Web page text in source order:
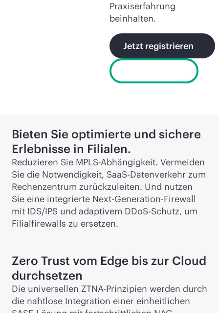
Praxiserfahrung
beinhalten.
Jetzt registrieren
Bieten Sie optimierte und sichere
Erlebnisse in Filialen.
Reduzieren Sie MPLS-Abhängigkeit. Vermeiden
Sie die Notwendigkeit, SaaS-Datenverkehr zum
Rechenzentrum zurückzuleiten. Und nutzen
Sie eine integrierte Next-Generation-Firewall
mit IDS/IPS und adaptivem DDoS-Schutz, um
Filialfirewalls zu ersetzen.
Zero Trust vom Edge bis zur Cloud
durchsetzen
Die universellen ZTNA-Prinzipien werden durch
die nahtlose Integration einer einheitlichen